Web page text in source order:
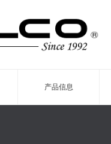
产品信息